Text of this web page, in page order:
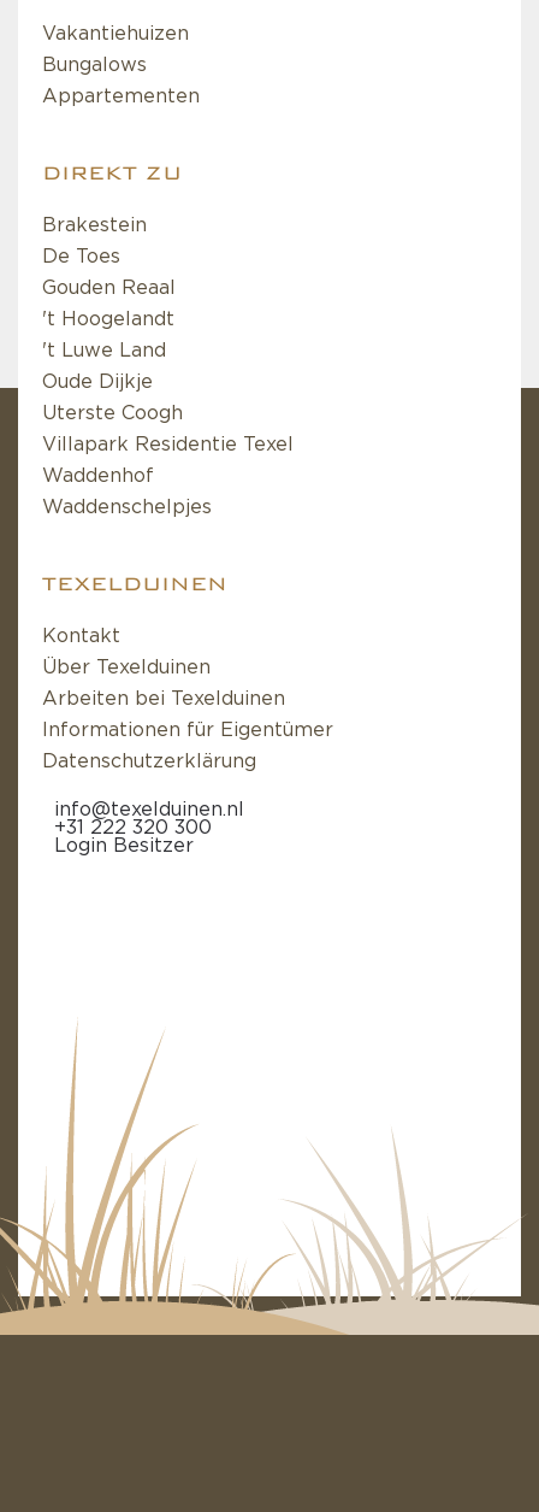
Vakantiehuizen
Bungalows
Appartementen
DIREKT ZU
Brakestein
De Toes
Gouden Reaal
't Hoogelandt
't Luwe Land
Oude Dijkje
Uterste Coogh
Villapark Residentie Texel
Waddenhof
Waddenschelpjes
TEXELDUINEN
Kontakt
Über Texelduinen
Arbeiten bei Texelduinen
Informationen für Eigentümer
Datenschutzerklärung
info@texelduinen.nl
+31 222 320 300
Login Besitzer